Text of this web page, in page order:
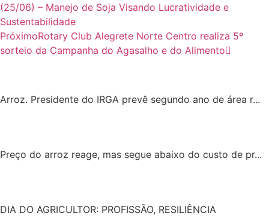
(25/06) – Manejo de Soja Visando Lucratividade e
Sustentabilidade
PróximoRotary Club Alegrete Norte Centro realiza 5º
sorteio da Campanha do Agasalho e do Alimento
Arroz. Presidente do IRGA prevê segundo ano de área r...
Preço do arroz reage, mas segue abaixo do custo de pr...
DIA DO AGRICULTOR: PROFISSÃO, RESILIÊNCIA